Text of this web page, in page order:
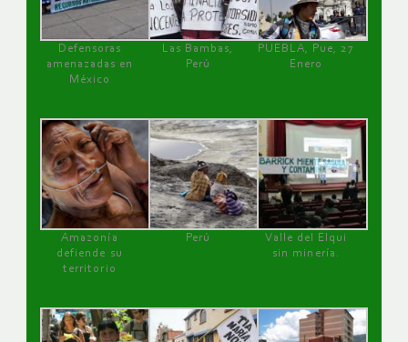
Defensoras
amenazadas en
México
Las Bambas,
Perú
PUEBLA, Pue, 27
Enero
Amazonía
defiende su
territorio
Perú
Valle del Elqui
sin minería.